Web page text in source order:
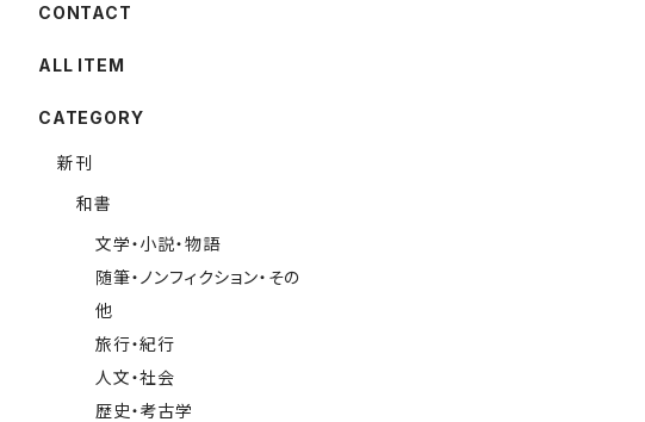
CONTACT
ALL ITEM
CATEGORY
新刊
和書
文学・小説・物語
随筆・ノンフィクション・その
他
旅行・紀行
人文・社会
歴史・考古学